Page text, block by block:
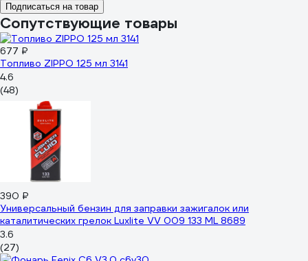
Подписаться на товар
Сопутствующие товары
677 ₽
Топливо ZIPPO 125 мл 3141
4.6
(48)
390 ₽
Универсальный бензин для заправки зажигалок или
каталитических грелок Luxlite VV 009 133 ML 8689
3.6
(27)